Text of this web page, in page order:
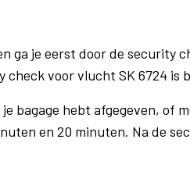
ga je eerst door de
voor vlucht SK 6724 is
bagage hebt afgegeven, of
en 20 minuten. Na de